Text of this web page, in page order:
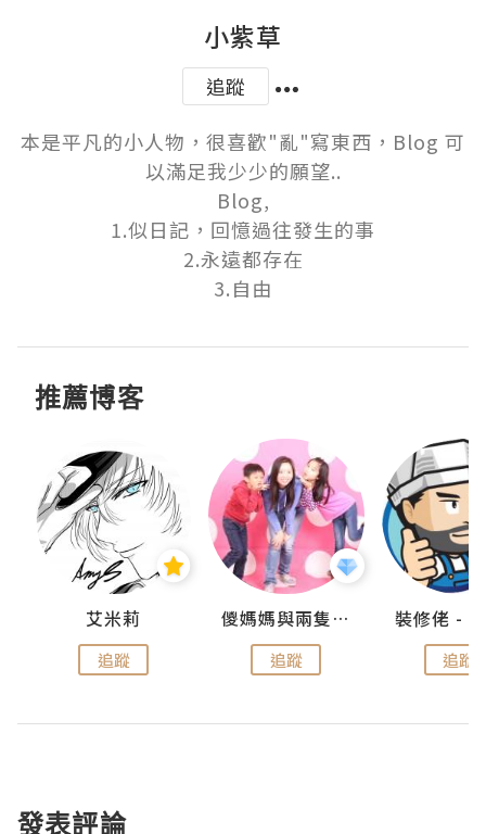
小紫草
追蹤
本是平凡的小人物，很喜歡"亂"寫東西，Blog 可
以滿足我少少的願望..
Blog,
1.似日記，回憶過往發生的事
2.永遠都存在
3.自由
推薦博客
艾米莉
追蹤
儍媽媽與兩隻小魔怪之家
追蹤 追蹤
發表評論